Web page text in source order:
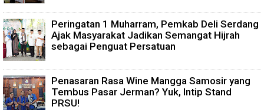
Peringatan 1 Muharram, Pemkab Deli Serdang
Ajak Masyarakat Jadikan Semangat Hijrah
sebagai Penguat Persatuan
Penasaran Rasa Wine Mangga Samosir yang
Tembus Pasar Jerman? Yuk, Intip Stand
PRSU!